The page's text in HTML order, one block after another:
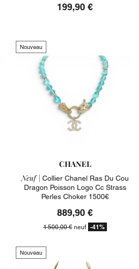
199,90 €
Nouveau
CHANEL
Neuf | Collier Chanel Ras Du Cou
Dragon Poisson Logo Cc Strass
Perles Choker 1500€
889,90 €
1 500,00 €neuf -41%
Nouveau